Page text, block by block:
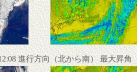
進行方向（北から南） 最大昇角